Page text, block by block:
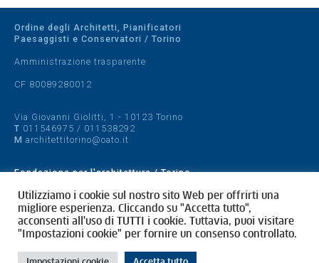
Ordine degli Architetti, Pianificatori
Paesaggisti e Conservatori / Torino
Amministrazione trasparente
CF 80089280012
Via Giovanni Giolitti, 1 - 10123 Torino
T 011546975 / 011538292
M architettitorino@oato.it
Fondazione per l'architettura / Torino
Designed by quattrolinee.it
Cookie Policy
Privacy Policy
Utilizziamo i cookie sul nostro sito Web per offrirti una
migliore esperienza. Cliccando su "Accetta tutto",
acconsenti all'uso di TUTTI i cookie. Tuttavia, puoi visitare
"Impostazioni cookie" per fornire un consenso controllato.